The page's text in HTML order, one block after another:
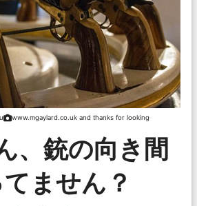
www.mgaylard.co.uk and thanks for looking
、銃の向き間
ません？